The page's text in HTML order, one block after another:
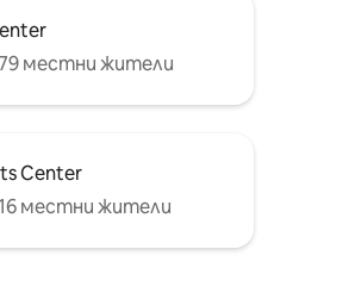
местни жители
Center
местни жители